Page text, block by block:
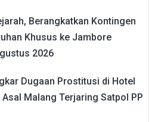
Berangkatkan Kontingen
Khusus ke Jambore
2026
Dugaan Prostitusi di Hotel
Asal Malang Terjaring Satpol PP